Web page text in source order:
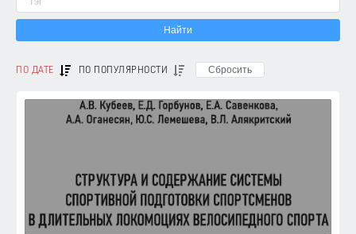
Найти
ПО ДАТЕ ПО ПОПУЛЯРНОСТИ Сбросить